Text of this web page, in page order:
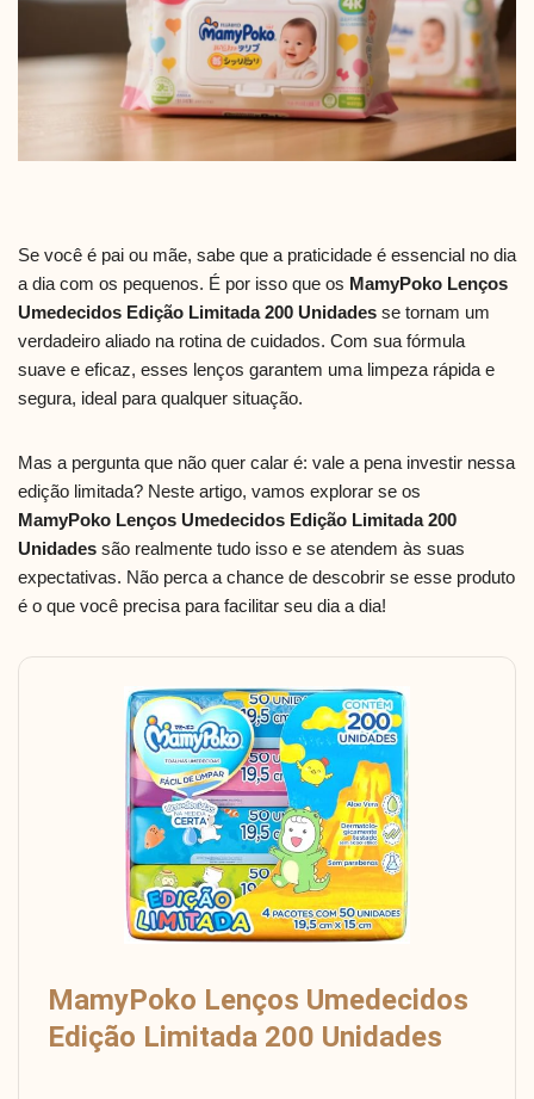
Se você é pai ou mãe, sabe que a praticidade é essencial no dia
a dia com os pequenos. É por isso que os MamyPoko Lenços
Umedecidos Edição Limitada 200 Unidades se tornam um
verdadeiro aliado na rotina de cuidados. Com sua fórmula
suave e eficaz, esses lenços garantem uma limpeza rápida e
segura, ideal para qualquer situação.
Mas a pergunta que não quer calar é: vale a pena investir nessa
edição limitada? Neste artigo, vamos explorar se os
MamyPoko Lenços Umedecidos Edição Limitada 200
Unidades são realmente tudo isso e se atendem às suas
expectativas. Não perca a chance de descobrir se esse produto
é o que você precisa para facilitar seu dia a dia!
MamyPoko Lenços Umedecidos
Edição Limitada 200 Unidades